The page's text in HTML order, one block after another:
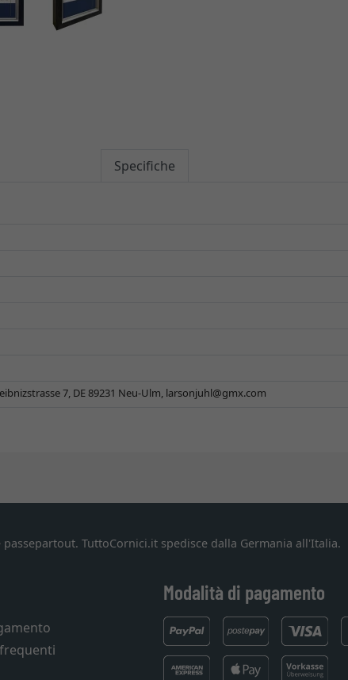
Specifiche
7, DE 89231 Neu-Ulm, larsonjuhl@gmx.com
TuttoCornici.it spedisce dalla Germania all'Italia.
Modalità di pagamento